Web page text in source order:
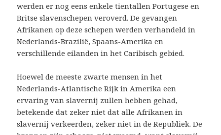
werden er nog eens enkele tientallen Portugese en
Britse slavenschepen veroverd. De gevangen
Afrikanen op deze schepen werden verhandeld in
Nederlands-Brazilië, Spaans-Amerika en
verschillende eilanden in het Caribisch gebied.
Hoewel de meeste zwarte mensen in het
Nederlands-Atlantische Rijk in Amerika een
ervaring van slavernij zullen hebben gehad,
betekende dat zeker niet dat alle Afrikanen in
slavernij verkeerden, zeker niet in de Republiek. De